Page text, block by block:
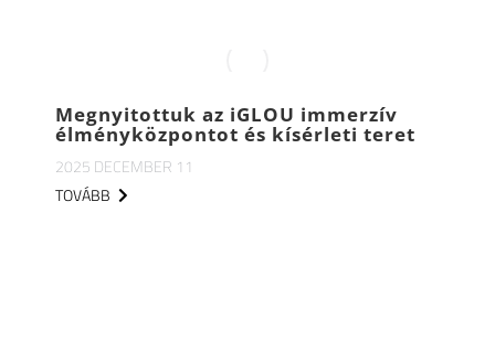
Megnyitottuk az iGLOU immerzív
élményközpontot és kísérleti teret
2025 DECEMBER 11
TOVÁBB